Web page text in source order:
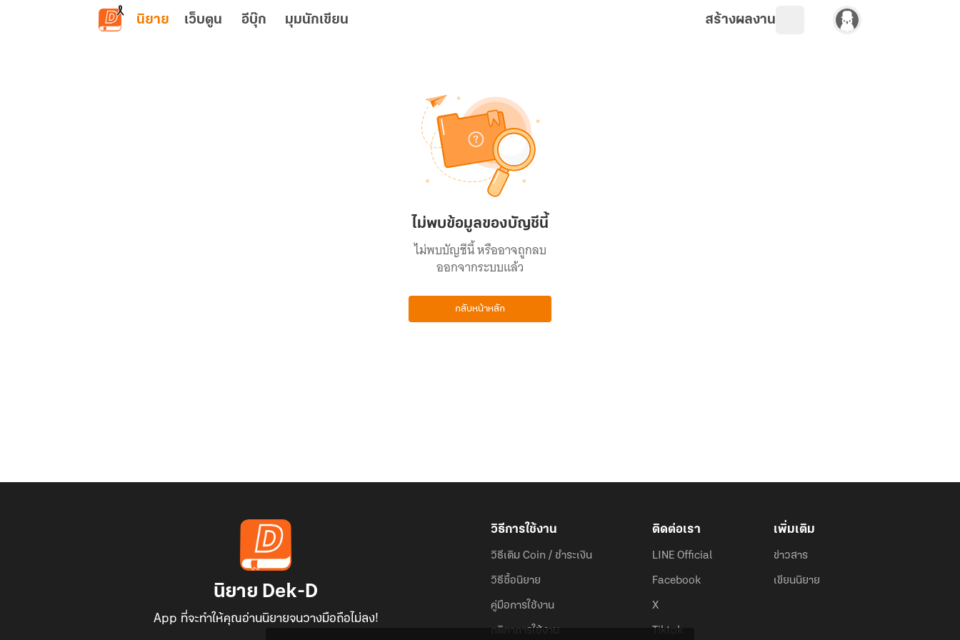
ข้ามไปยังเนื้อหาหลัก
นิยาย เว็บตูน อีบุ๊ก มุมนักเขียน สร้างผลงาน
ไม่พบข้อมูลของบัญชีนี้
ไม่พบบัญชีนี้ หรืออาจถูกลบ
ออกจากระบบแล้ว
กลับหน้าหลัก
นิยาย Dek-D
App ที่จะทำให้คุณอ่านนิยายจนวางมือถือไม่ลง!
วิธีการใช้งาน
วิธีเติม Coin / ชำระเงิน
วิธีซื้อนิยาย
คู่มือการใช้งาน
กติกาการใช้งาน
ติดต่อเรา
LINE Official
Facebook
X
Tiktok
เพิ่มเติม
ข่าวสาร
เขียนนิยาย